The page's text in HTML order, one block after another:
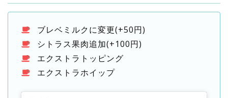
ブレベミルクに変更(+50円)
シトラス果肉追加(+100円)
エクストラトッピング
エクストラホイップ